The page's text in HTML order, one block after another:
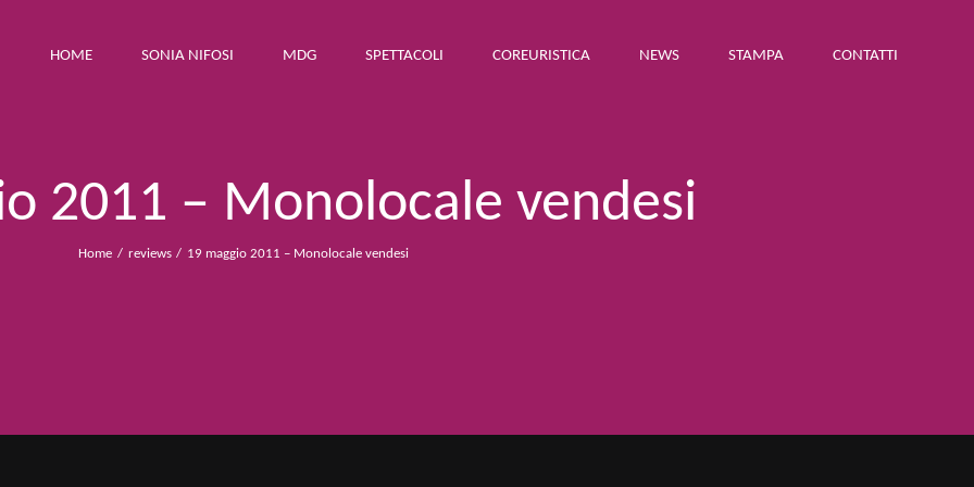
HOME SONIA NIFOSI MDG SPETTACOLI COREURISTICA NEWS STAMPA CONTATTI
2011 – Monolocale vendesi
Home reviews 19 maggio 2011 – Monolocale vendesi